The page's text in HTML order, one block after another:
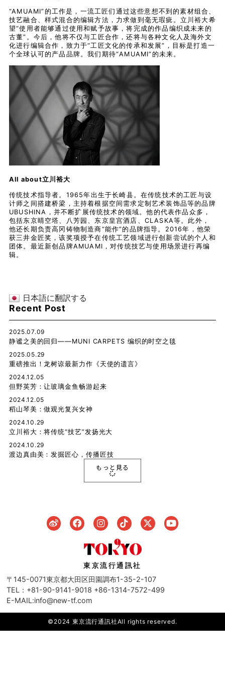
“AMUAMI”的工作是，一流工匠们通过这些意想不到的素材组合、
技艺融合、样式混合的编辑方法，力求做到毫无瑕疵。立川裕大希
望“使用者能够通过使用和赋予故事，将完成的作品编织成未来的
古董”。今后，他将不仅与工匠合作，还将与各种文化人及海外文
化进行编辑合作，致力于“工匠文化的传承和发展”，目标是打造一
个全球认可的产品品牌。我们期待“AMUAMI”的未来。
All about立川裕大
传统技术指导者。1965年出生于长崎县。在传统技术的工匠与设
计师之间搭建桥梁，主持着根据空间需求定制艺术装饰品等的品牌
UBUSHINA，并不断扩展传统技术的领域。他的代表作品众多，
包括东京晴空塔、八芳园、东京皇宫酒店、CLASKA等。此外，
他还长期负责高冈铸物制造商“能作”的品牌指导。2016年，他荣
获三井金匠奖，该奖项授予在传统工艺领域进行创新尝试的个人和
团体。最近新创品牌AMUAMI，对传统技艺与使用场景进行再编
辑。
日本語に翻訳する
Recent Post
2025.07.09
静谧之美的回归——MUNI CARPETS 编织的时空之毯
2025.05.29
重磅推出！龙树谅最新力作《天使的遗言》
2024.12.05
但野英芳：让玻璃金鱼畅游起来
2024.12.05
稻山琴美：做观光复兴女神
2024.10.29
立川裕大：将传统“技艺”发扬光大
2024.10.29
渡边真由美：发掘匠心，传播匠技
もっと見る
東京流行通訊社
〒145-0071東京都大田区田園調布1-35-2-107
TEL：+81-90-9141-9018 +86-1314-7572-499
E-MAIL:info@new-tf.com
©2024 東京流行通訊社All rights reserved.